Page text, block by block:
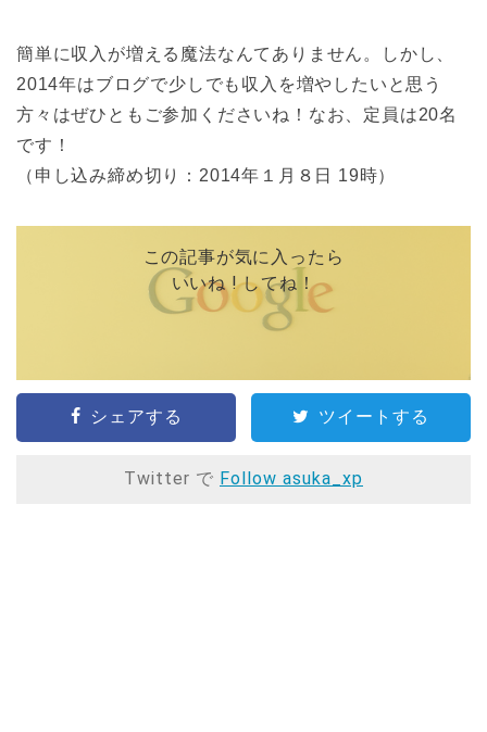
簡単に収入が増える魔法なんてありません。しかし、
2014年はブログで少しでも収入を増やしたいと思う
方々はぜひともご参加くださいね！なお、定員は20名
です！
（申し込み締め切り：2014年１月８日 19時）
この記事が気に入ったら
いいね ! してね！
シェアする ツイートする
Twitter で Follow asuka_xp